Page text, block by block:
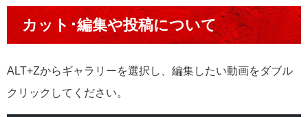
カット･編集や投稿について
ALT+Zからギャラリーを選択し、編集したい動画をダブル
クリックしてください。